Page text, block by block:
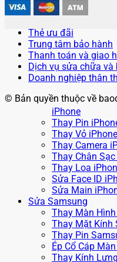
Thẻ ưu đãi
Trung tâm bảo hành
Thanh toán và giao
Dịch vụ sửa chữa và
Doanh nghiệp thân
© Bản quyền thuộc về
iPhone
Thay Pin
Thay Vỏ iPhone
Thay Camera
Thay Chân
Thay Loa
Sửa Face ID
Sửa Main
Sửa Samsung
Thay Màn
Thay Mặt Kính
Thay Pin
Ép Cổ Cáp
Thay Kính